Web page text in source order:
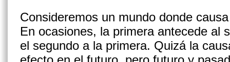
Consideremos un mundo donde
En ocasiones, la primera antecede al
el segundo a la primera. Quizá la